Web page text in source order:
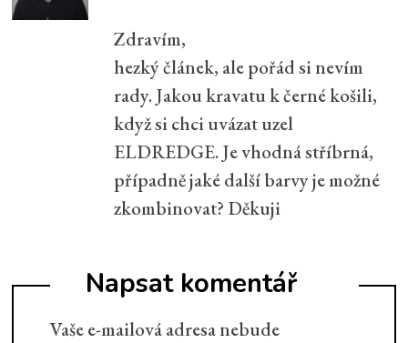
Zdravím,
hezký článek, ale pořád si nevím
rady. Jakou kravatu k černé košili,
když si chci uvázat uzel
ELDREDGE. Je vhodná stříbrná,
případně jaké další barvy je možné
zkombinovat? Děkuji
Napsat komentář
Vaše e-mailová adresa nebude